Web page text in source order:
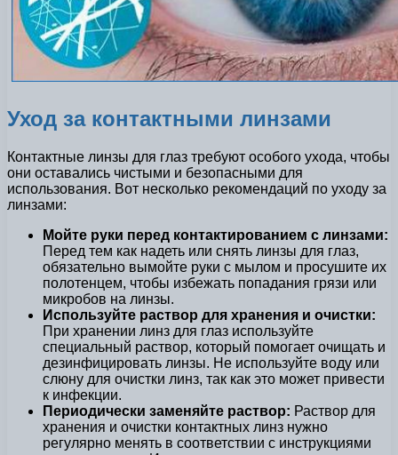
Уход за контактными линзами
Контактные линзы для глаз требуют особого ухода, чтобы
они оставались чистыми и безопасными для
использования. Вот несколько рекомендаций по уходу за
линзами:
Мойте руки перед контактированием с линзами:
Перед тем как надеть или снять линзы для глаз,
обязательно вымойте руки с мылом и просушите их
полотенцем, чтобы избежать попадания грязи или
микробов на линзы.
Используйте раствор для хранения и очистки:
При хранении линз для глаз используйте
специальный раствор, который помогает очищать и
дезинфицировать линзы. Не используйте воду или
слюну для очистки линз, так как это может привести
к инфекции.
Периодически заменяйте раствор: Раствор для
хранения и очистки контактных линз нужно
регулярно менять в соответствии с инструкциями